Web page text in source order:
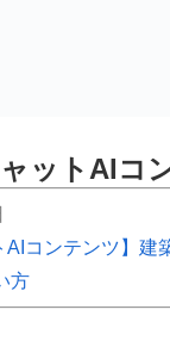
ャットAIコ
AIコンテンツ】建
方